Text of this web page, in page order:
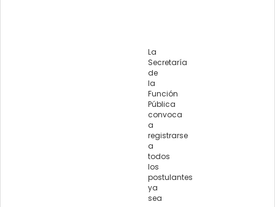
La
Secretaría
de
la
Función
Pública
convoca
a
registrarse
a
todos
los
postulantes
ya
sea